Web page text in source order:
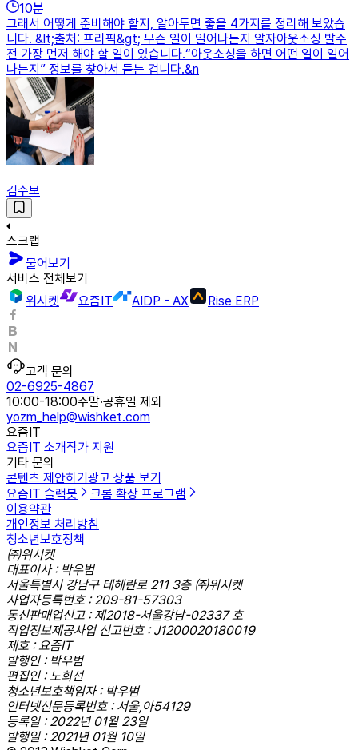
10분
그래서 어떻게 준비해야 할지, 알아두면 좋을 4가지를 정리해 보았습
니다. &lt;출처: 프리픽&gt; 무슨 일이 일어나는지 알자아웃소싱 발주
전 가장 먼저 해야 할 일이 있습니다.“아웃소싱을 하면 어떤 일이 일어
나는지” 정보를 찾아서 듣는 겁니다.&n
김수보
스크랩
물어보기
서비스 전체보기
위시켓
요즘IT AIDP - AX Rise ERP
고객 문의
02-6925-4867
10:00-18:00주말·공휴일 제외
yozm_help@wishket.com
요즘IT
요즘IT 소개작가 지원
기타 문의
콘텐츠 제안하기 광고 상품 보기
요즘IT 슬랙봇
크롬 확장 프로그램
이용약관
개인정보 처리방침
청소년보호정책
㈜위시켓
대표이사 : 박우범
서울특별시 강남구 테헤란로 211 3층 ㈜위시켓
사업자등록번호 : 209-81-57303
통신판매업신고 : 제2018-서울강남-02337 호
직업정보제공사업 신고번호 : J1200020180019
제호 : 요즘IT
발행인 : 박우범
편집인 : 노희선
청소년보호책임자 : 박우범
인터넷신문등록번호 : 서울,아54129
등록일 : 2022년 01월 23일
발행일 : 2021년 01월 10일